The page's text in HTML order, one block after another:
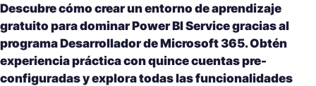
Descubre cómo crear un entorno de aprendizaje
gratuito para dominar Power BI Service gracias al
programa Desarrollador de Microsoft 365. Obtén
experiencia práctica con quince cuentas pre-
configuradas y explora todas las funcionalidades